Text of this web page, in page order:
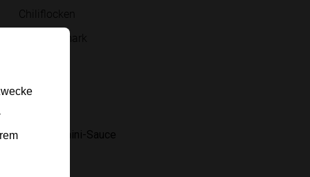
Chiliflocken
Tomatenmark
Salz
Für die Tahini-Sauce